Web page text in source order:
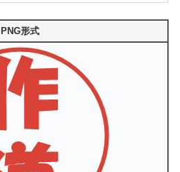
PNG形式